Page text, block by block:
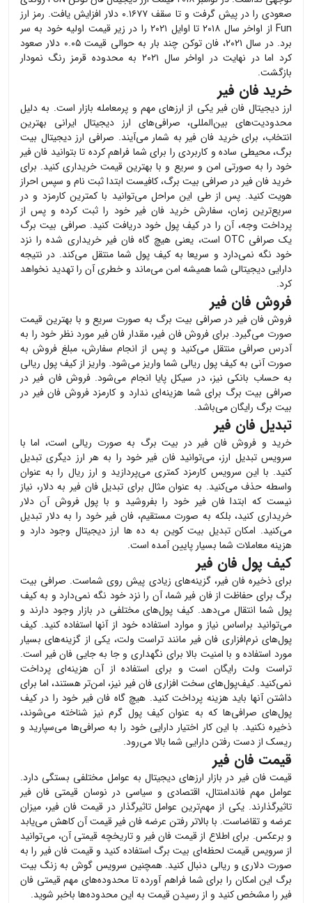
صعودی را در پیش گرفت و تا سقف ۰.۱۶۷۷ دلار افزایش یافت. رمز ارز
Fun
از اواخر سال ۲۰۱۸ تا اوایل ۲۰۲۱ را در زیر قیمت اولیه خود به سر
برد. در سال ۲۰۲۱، فان توکن چند بار به حوالی قیمت ۰.۰۵ دلار صعود
کرد اما در نهایت در اواخر سال ۲۰۲۱ به محدوده قرمز رنگ نمودار
بازگشت.
خرید فان فیر
ارز دیجیتال فان فیر یکی از ارزهای مهم و پرمعامله بازار است. به دلیل
محدودیت‌های بین‌المللی، صرافی‌های ارز دیجیتال ایرانی بهترین
انتخاب، برای خرید فان فیر به شمار می‌آیند. صرافی ارز دیجیتال بیت
برگ، محیطی ساده و کاربردی را برای شما فراهم کرده تا بتوانید فان فیر
خود را به صورتی امن و سریع و با بهترین قیمت خریداری کنید. برای
خرید فان فیر در صرافی بیت برگ، کافیست ابتدا ثبت نام و سپس احراز
هویت کنید. پس از طی این مراحل می‌توانید با کمترین کارمزد و در
سریع‌ترین زمان، سفارش خرید فان فیر خود را ثبت کرده و پس از
پرداخت وجه، آن را در کیف پول خود دریافت کنید. صرافی بیت برگ
یک صرافی OTC است، یعنی هیچ گاه
فان فیر خریداری شده را نزد
خود نگه نمی‌دارد و سریعا به کیف پول شما منتقل می‌کند. در نتیجه
دارایی دیجیتالی شما همیشه امن می‌ماند و خطری آن را تهدید نخواهد
کرد.
فروش فان فیر
فروش فان فیر در صرافی بیت برگ به صورت سریع و با بهترین قیمت
صورت می‌گیرد. برای فروشفان فیر، مقدار فان فیر مورد نظر خود را به
آدرس صرافی منتقل می‌کنید و پس از انجام سفارش، مبلغ فروش به
صورت آنی به کیف پول ریالی شما واریز می‌شود. واریز از کیف پول ریالی
به حساب بانکی نیز، در سیکل پایا انجام می‌شود. فروشفان فیر در
صرافی بیت برگ برای شما هزینه‌ای ندارد و کارمزد فروش فان فیر در
بیت برگ رایگان می‌باشد.
تبدیل فان فیر
خرید و فروشفان فیر در بیت برگ به صورت ریالی است، اما با
سرویس تبدیل ارز، می‌توانیدفان فیر خود را به هر ارز دیگری تبدیل
کنید. با این سرویس کارمزد کمتری می‌پردازید و ارز ریال را به عنوان
واسطه حذف می‌کنید. به عنوان مثال برای تبدیلفان فیر به دلار، نیاز
نیست که ابتدافان فیر خود را بفروشید و با پول فروش آن دلار
خریداری کنید، بلکه به صورت مستقیم، فان فیر خود را به دلار تبدیل
می‌کنید. امکان تبدیل بیت کوین به ده ها ارز دیجیتال وجود دارد و
هزینه معاملات شما بسیار پایین آمده است.
کیف پول فان فیر
برای ذخیرهفان فیر، گزینه‌های زیادی پیش روی شماست. صرافی بیت
برگ برای حفاظت ازفان فیر شما، آن را نزد خود نگه نمی‌دارد و به کیف
پول شما انتقال می‌دهد. کیف پول‌های مختلفی در بازار وجود دارند و
می‌توانید براساس نیاز و موارد استفاده خود از آنها استفاده کنید. کیف
پول‌های نرم‌افزاری فان فیر مانند تراست ولت، یکی از گزینه‌های بسیار
مورد استفاده و با امنیت بالا برای نگهداری و جا به جایی فان فیر است.
تراست ولت رایگان است و برای استفاده از آن هزینه‌ای پرداخت
نمی‌کنید. کیف‌پول‌های سخت افزاریفان فیر نیز، امن‌تر هستند، اما برای
داشتن آنها باید هزینه پرداخت کنید. هیچ گاه فان فیر خود را در کیف
پول‌های صرافی‌ها که به عنوان کیف پول گرم نیز شناخته می‌شوند،
ذخیره نکنید. با این کار اختیار دارایی خود را به صرافی‌ها می‌سپارید و
ریسک از دست رفتن دارایی شما بالا می‌رود.
قیمت فان فیر
قیمتفان فیر در بازار ارزهای دیجیتال به عوامل مختلفی بستگی دارد.
عوامل مهم فاندامنتال، اقتصادی و سیاسی در نوسان قیمتی فان فیر
تاثیرگذارند. یکی از مهم‌ترین عوامل تاثیرگذار در قیمتفان فیر، میزان
عرضه و تقاضاست. با بالاتر رفتن عرضهفان فیر قیمت آن کاهش می‌یابد
و برعکس. برای اطلاع از قیمت فان فیر و تاریخچه قیمتی آن، می‌توانید
از سرویس قیمت لحظه‌ای بیت برگ استفاده کنید و قیمت فان فیر را به
صورت دلاری و ریالی دنبال کنید. همچنین سرویس گوش به زنگ بیت
برگ این امکان را برای شما فراهم آورده تا محدوده‌های مهم قیمتی فان
فیر را مشخص کنید و از رسیدن قیمت به این محدوده‌ها باخبر شوید.